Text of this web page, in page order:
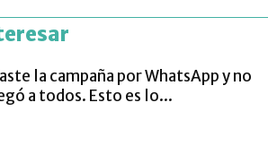
la campaña por WhatsApp y no
a todos. Esto es lo...